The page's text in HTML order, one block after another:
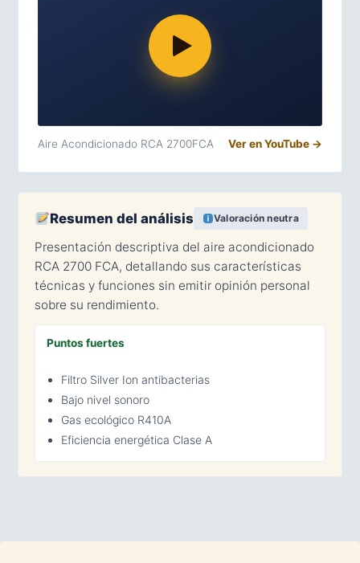
Aire Acondicionado RCA 2700FCA Ver en YouTube →
Resumen del análisis Valoración neutra
Presentación descriptiva del aire acondicionado
RCA 2700 FCA, detallando sus características
técnicas y funciones sin emitir opinión personal
sobre su rendimiento.
Puntos fuertes
Filtro Silver Ion antibacterias
Bajo nivel sonoro
Gas ecológico R410A
Eficiencia energética Clase A